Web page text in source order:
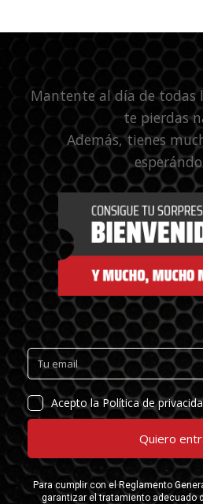
Mantente al día de todas
te pierdas
Además, tienes